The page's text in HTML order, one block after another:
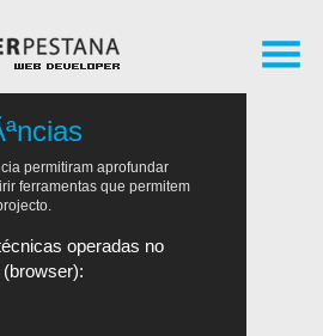
permitiram aprofundar
ferramentas que permitem
operadas no
(browser):